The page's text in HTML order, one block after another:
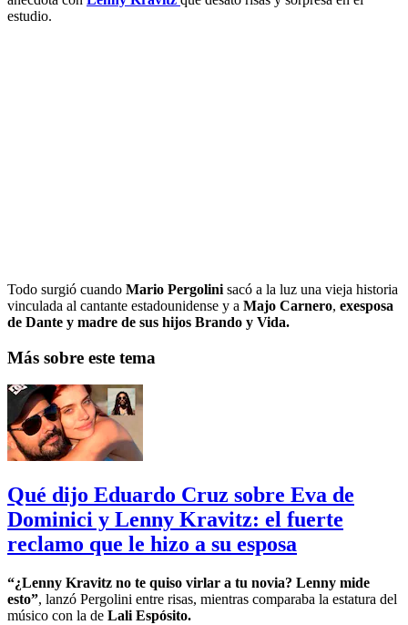
estudio.
Todo surgió cuando Mario Pergolini sacó a la luz una vieja historia
vinculada al cantante estadounidense y a Majo Carnero, exesposa
de Dante y madre de sus hijos Brando y Vida.
Más sobre este tema
Qué dijo Eduardo Cruz sobre Eva de
Dominici y Lenny Kravitz: el fuerte
reclamo que le hizo a su esposa
“¿Lenny Kravitz no te quiso virlar a tu novia? Lenny mide
esto”, lanzó Pergolini entre risas, mientras comparaba la estatura del
músico con la de Lali Espósito.